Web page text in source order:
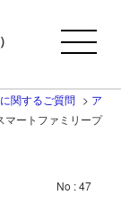
関するご質問 > ア
マートファミリープ
No : 47